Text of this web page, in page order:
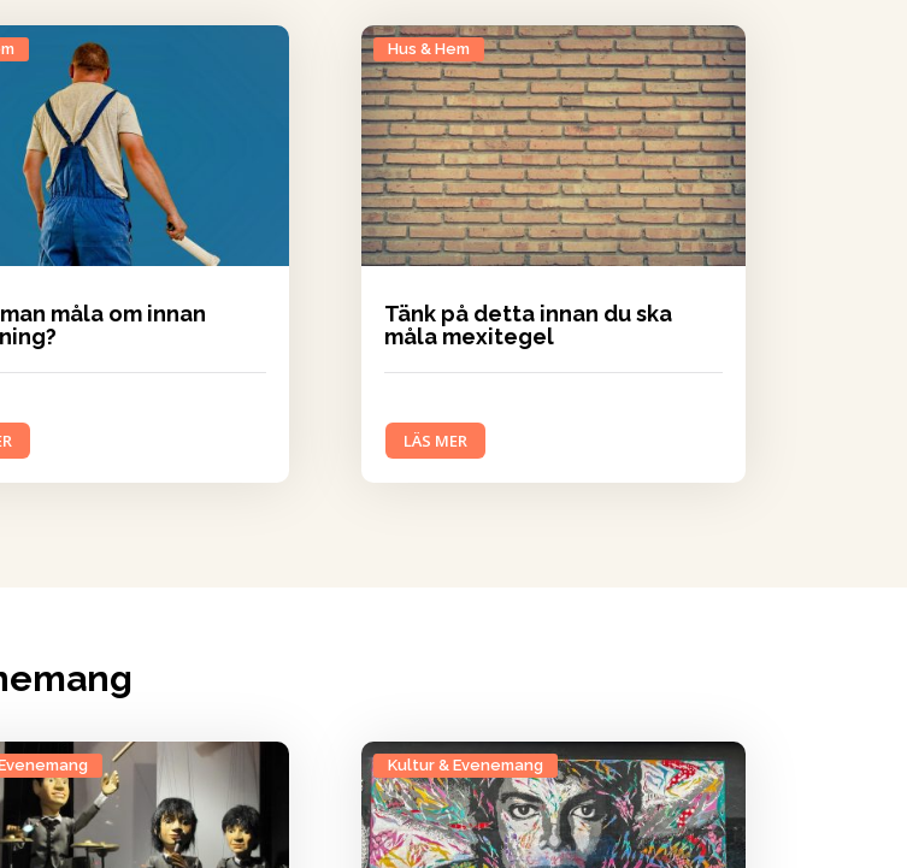
måla om innan
Tänk på detta innan du ska
måla mexitegel
Hus & Hem
LÄS MER
Kultur & Evenemang